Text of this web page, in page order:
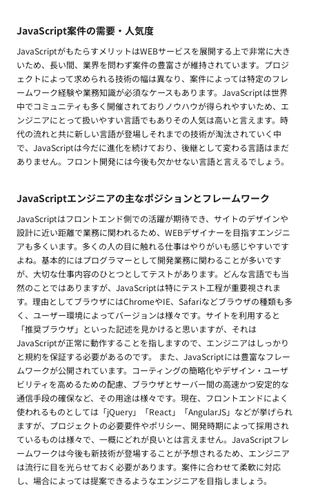
JavaScript案件の需要・人気度
JavaScriptがもたらすメリットはWEBサービスを展開する上で非常に大き
いため、長い間、業界を問わず案件の豊富さが維持されています。プロジ
ェクトによって求められる技術の幅は異なり、案件によっては特定のフレ
ームワーク経験や業務知識が必須なケースもあります。JavaScriptは世界
中でコミュニティも多く開催されておりノウハウが得られやすいため、エ
ンジニアにとって扱いやすい言語でもありその人気は高いと言えます。時
代の流れと共に新しい言語が登場しそれまでの技術が淘汰されていく中
で、JavaScriptは今だに進化を続けており、後継として変わる言語はまだ
ありません。フロント開発には今後も欠かせない言語と言えるでしょう。
JavaScriptエンジニアの主なポジションとフレームワーク
JavaScriptはフロントエンド側での活躍が期待でき、サイトのデザインや
設計に近い距離で業務に関われるため、WEBデザイナーを目指すエンジニ
アも多くいます。多くの人の目に触れる仕事はやりがいも感じやすいです
よね。基本的にはプログラマーとして開発業務に関わることが多いです
が、大切な仕事内容のひとつとしてテストがあります。どんな言語でも当
然のことではありますが、JavaScriptは特にテスト工程が重要視されま
す。理由としてブラウザにはChromeやIE、Safariなどブラウザの種類も多
く、ユーザー環境によってバージョンは様々です。サイトを利用すると
「推奨ブラウザ」といった記述を見かけると思いますが、それは
JavaScriptが正常に動作することを指しますので、エンジニアはしっかり
と規約を保証する必要があるのです。 また、JavaScriptには豊富なフレー
ムワークが公開されています。コーティングの簡略化やデザイン・ユーザ
ビリティを高めるための配慮、ブラウザとサーバー間の高速かつ安定的な
通信手段の確保など、その用途は様々です。現在、フロントエンドによく
使われるものとしては「jQuery」「React」「AngularJS」などが挙げられ
ますが、プロジェクトの必要要件やポリシー、開発時期によって採用され
ているものは様々で、一概にどれが良いとは言えません。JavaScriptフレ
ームワークは今後も新技術が登場することが予想されるため、エンジニア
は流行に目を光らせておく必要があります。案件に合わせて柔軟に対応
し、場合によっては提案できるようなエンジニアを目指しましょう。